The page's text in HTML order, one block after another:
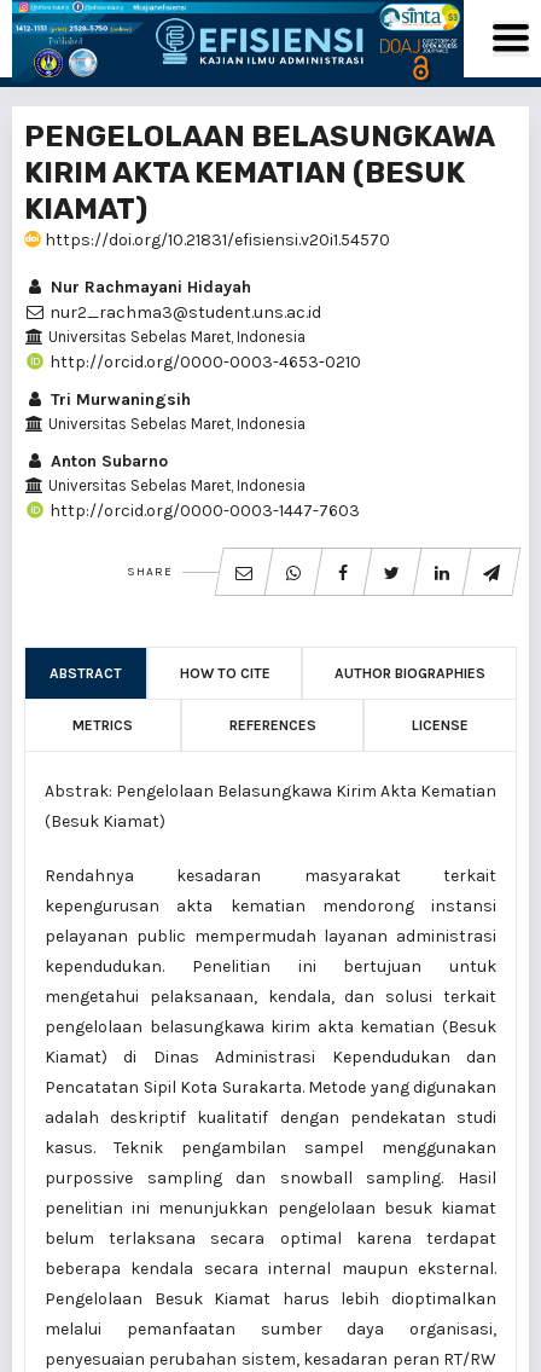
PENGELOLAAN BELASUNGKAWA
KIRIM AKTA KEMATIAN (BESUK
KIAMAT)
https://doi.org/10.21831/efisiensi.v20i1.54570
Nur Rachmayani Hidayah
nur2_rachma3@student.uns.ac.id
Universitas Sebelas Maret, Indonesia
http://orcid.org/0000-0003-4653-0210
Tri Murwaningsih
Universitas Sebelas Maret, Indonesia
Anton Subarno
Universitas Sebelas Maret, Indonesia
http://orcid.org/0000-0003-1447-7603
SHARE
ABSTRACT HOW TO CITE AUTHOR BIOGRAPHIES
METRICS REFERENCES LICENSE
Abstrak: Pengelolaan Belasungkawa Kirim Akta Kematian
(Besuk Kiamat)
Rendahnya kesadaran masyarakat terkait
kepengurusan akta kematian mendorong instansi
pelayanan public mempermudah layanan administrasi
kependudukan. Penelitian ini bertujuan untuk
mengetahui pelaksanaan, kendala, dan solusi terkait
pengelolaan belasungkawa kirim akta kematian (Besuk
Kiamat) di Dinas Administrasi Kependudukan dan
Pencatatan Sipil Kota Surakarta. Metode yang digunakan
adalah deskriptif kualitatif dengan pendekatan studi
kasus. Teknik pengambilan sampel menggunakan
purpossive sampling dan snowball sampling. Hasil
penelitian ini menunjukkan pengelolaan besuk kiamat
belum terlaksana secara optimal karena terdapat
beberapa kendala secara internal maupun eksternal.
Pengelolaan Besuk Kiamat harus lebih dioptimalkan
melalui pemanfaatan sumber daya organisasi,
penyesuaian perubahan sistem, kesadaran peran RT/RW